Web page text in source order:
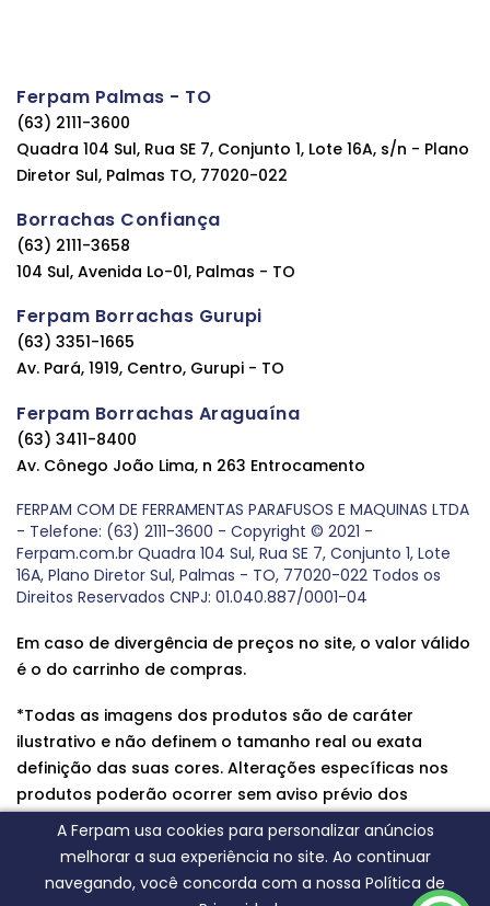
A Ferpam usa cookies para personalizar anúncios
melhorar a sua experiência no site. Ao continuar
navegando, você concorda com a nossa Política de
Ferpam Palmas - TO
(63) 2111-3600
Quadra 104 Sul, Rua SE 7, Conjunto 1, Lote 16A, s/n - Plano
Diretor Sul, Palmas TO, 77020-022
Borrachas Confiança
(63) 2111-3658
104 Sul, Avenida Lo-01, Palmas - TO
Ferpam Borrachas Gurupi
(63) 3351-1665
Av. Pará, 1919, Centro, Gurupi - TO
Ferpam Borrachas Araguaína
(63) 3411-8400
Av. Cônego João Lima, n 263 Entrocamento
FERPAM COM DE FERRAMENTAS PARAFUSOS E MAQUINAS LTDA
- Telefone: (63) 2111-3600 - Copyright © 2021 -
Ferpam.com.br Quadra 104 Sul, Rua SE 7, Conjunto 1, Lote
16A, Plano Diretor Sul, Palmas - TO, 77020-022 Todos os
Direitos Reservados CNPJ: 01.040.887/0001-04
Em caso de divergência de preços no site, o valor válido
é o do carrinho de compras.
*Todas as imagens dos produtos são de caráter
ilustrativo e não definem o tamanho real ou exata
definição das suas cores. Alterações específicas nos
produtos poderão ocorrer sem aviso prévio dos
fornecedores, qualquer dúvida sobre nossos produtos
entre em contato conosco.